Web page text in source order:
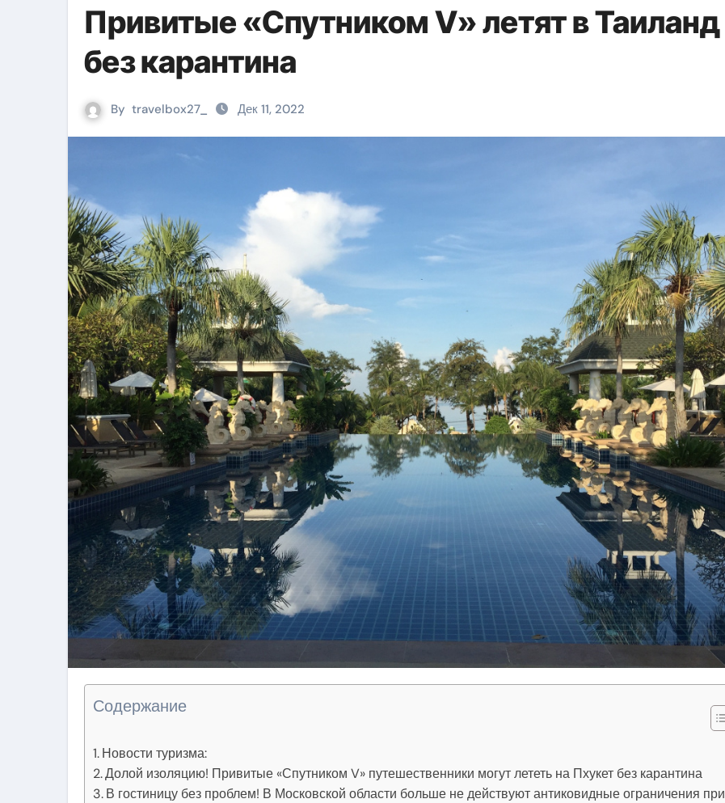
Привитые «Спутником V» летят в Таиланд
без карантина
By travelbox27_ Дек 11, 2022
Содержание
Новости туризма:
Долой изоляцию! Привитые «Спутником V» путешественники могут лететь на Пхукет без карантина
В гостиницу без проблем! В Московской области больше не действуют антиковидные ограничения при